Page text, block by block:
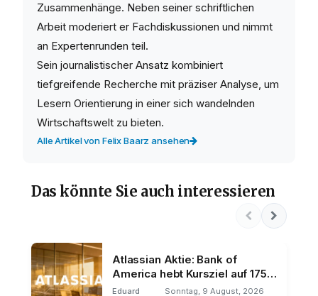
Zusammenhänge. Neben seiner schriftlichen
Arbeit moderiert er Fachdiskussionen und nimmt
an Expertenrunden teil.
Sein journalistischer Ansatz kombiniert
tiefgreifende Recherche mit präziser Analyse, um
Lesern Orientierung in einer sich wandelnden
Wirtschaftswelt zu bieten.
Alle Artikel von Felix Baarz ansehen
Das könnte Sie auch interessieren
Atlassian Aktie: Bank of
America hebt Kursziel auf 175
Dollar
Eduard
Sonntag, 9 August, 2026